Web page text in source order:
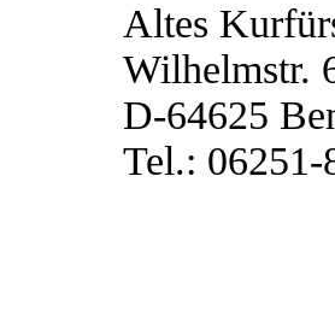
Altes
Wilhelmstr.
D-64625
Tel.: 06251-